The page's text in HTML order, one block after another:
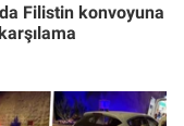
Filistin konvoyuna